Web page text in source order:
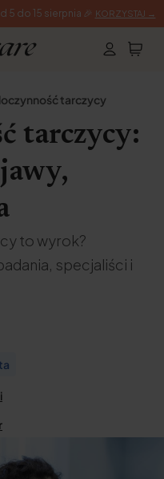
5 do 15 sierpnia 🎉 KORZYSTAJ →
tarczycy
tarczycy:
to wyrok?
specjaliści i